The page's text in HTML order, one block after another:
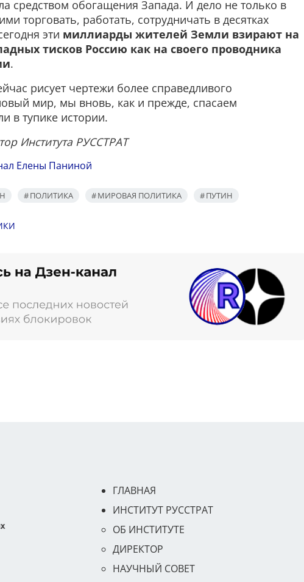
средством обогащения Запада. И дело не только в
торговать, работать, сотрудничать в десятках
эти миллиарды жителей Земли взирают на
тисков Россию как на своего проводника
.
рисует чертежи более справедливого
мир, мы вновь, как и прежде, спасаем
в тупике истории.
Института РУССТРАТ
Елены Паниной
ПОЛИТИКА МИРОВАЯ ПОЛИТИКА ПУТИН
ГЛАВНАЯ
ИНСТИТУТ РУССТРАТ
ОБ ИНСТИТУТЕ
ДИРЕКТОР
НАУЧНЫЙ СОВЕТ